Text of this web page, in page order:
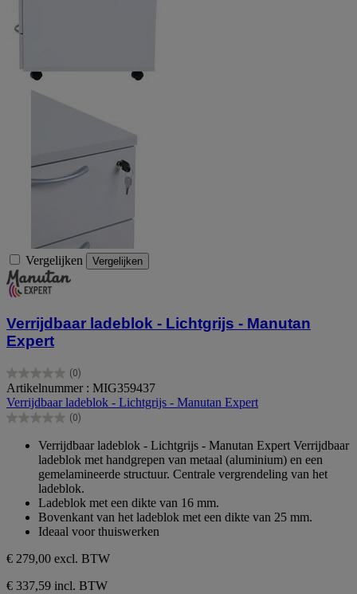
Vergelijken Vergelijken
Verrijdbaar ladeblok - Lichtgrijs - Manutan
Expert
(0)
0.0
van
de
5
Artikelnummer : MIG359437
Verrijdbaar ladeblok - Lichtgrijs - Manutan Expert
(0)
0.0
sterren.
Verrijdbaar ladeblok - Lichtgrijs - Manutan Expert Verrijdbaar
ladeblok met handgrepen van metaal (aluminium) en een
gemelamineerde structuur. Centrale vergrendeling van het
ladeblok.
Ladeblok met een dikte van 16 mm.
Bovenkant van het ladeblok met een dikte van 25 mm.
Ideaal voor thuiswerken
€ 279,00 excl. BTW
€ 337,59 incl. BTW